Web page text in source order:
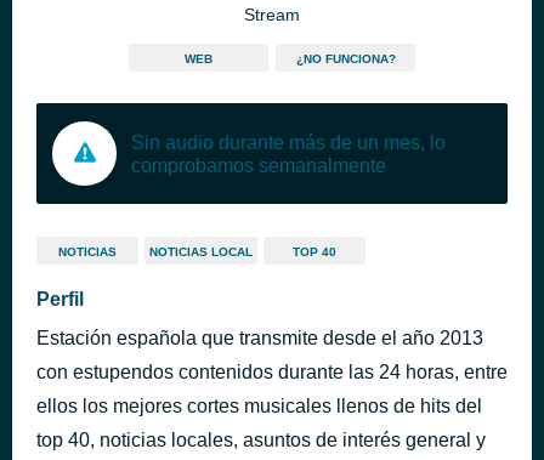
Stream
WEB ¿NO FUNCIONA?
Sin audio durante más de un mes, lo
comprobamos semanalmente
NOTICIAS NOTICIAS LOCAL TOP 40
Perfil
Estación española que transmite desde el año 2013
con estupendos contenidos durante las 24 horas, entre
ellos los mejores cortes musicales llenos de hits del
top 40, noticias locales, asuntos de interés general y